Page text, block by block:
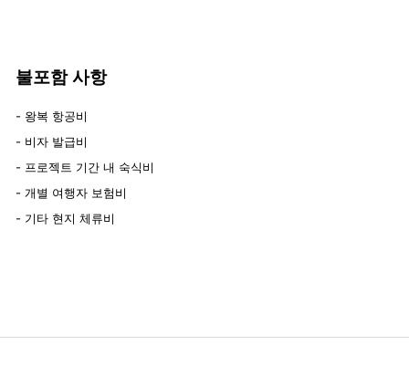
불포함 사항
- 왕복 항공비
- 비자 발급비
- 프로젝트 기간 내 숙식비
- 개별 여행자 보험비
- 기타 현지 체류비